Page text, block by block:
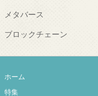
メタバース
ブロックチェーン
ホーム
特集